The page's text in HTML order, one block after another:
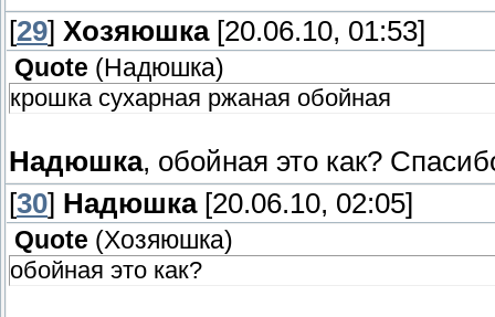
[29] Хозяюшка[20.06.10, 01:53]
Quote ( Надюшка)
крошка сухарная ржаная обойная
Надюшка, обойная это как?
[30] Надюшка[20.06.10, 02:05]
Quote (Хозяюшка)
обойная это как?